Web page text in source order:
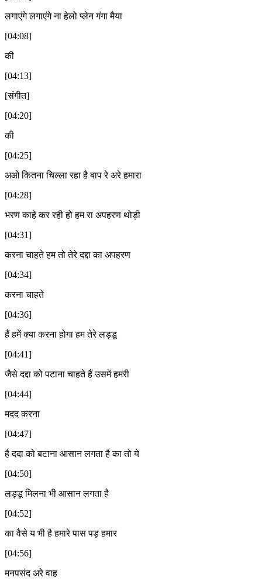
लगाएंगे लगाएंगे ना हेलो प्लेन गंगा मैया
[04:08]
की
[04:13]
[संगीत]
[04:20]
की
[04:25]
अओ कितना चिल्ला रहा है बाप रे अरे हमारा
[04:28]
भरण काहे कर रही हो हम रा अपहरण थोड़ी
[04:31]
करना चाहते हम तो तेरे दद्दा का अपहरण
[04:34]
करना चाहते
[04:36]
हैं हमें क्या करना होगा हम तेरे लड्डू
[04:41]
जैसे दद्दा को पटाना चाहते हैं उसमें हमरी
[04:44]
मदद करना
[04:47]
है ददा को बटाना आसान लगता है का तो ये
[04:50]
लड्डू मिलना भी आसान लगता है
[04:52]
का वैसे य भी है हमारे पास पड़ हमार
[04:56]
मनपसंद अरे वाह